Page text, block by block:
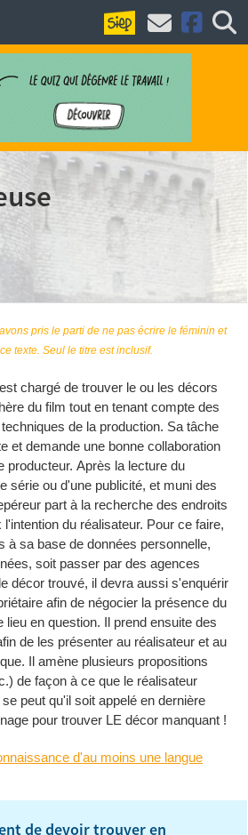
pris le parti de ne pas écrire le féminin et
texte. Seul le titre est inclusif.
chargé de trouver le ou les décors
du film tout en tenant compte des
de la production. Sa tâche
et demande une bonne collaboration
producteur. Après la lecture du
série ou d'une publicité, et muni des
part à la recherche des endroits
du réalisateur. Pour ce faire,
à sa base de données personnelle,
soit passer par des agences
décor trouvé, il devra aussi s'enquérir
afin de négocier la présence du
lieu en question. Il prend ensuite des
de les présenter au réalisateur et au
Il amène plusieurs propositions
de façon à ce que le réalisateur
peut qu'il soit appelé en dernière
pour trouver LE décor manquant !
d'au moins une langue
de devoir trouver en